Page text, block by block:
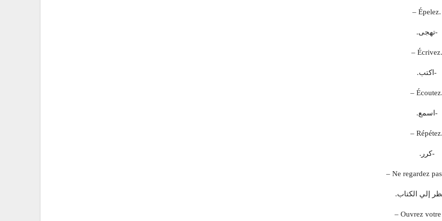
– Épelez.
-تهجى.
– Écrivez.
-اكتب.
– Écoutez.
-اسمع.
– Répétez.
-كرر.
– Ne regardez
إلي الكتاب.
– Ouvrez